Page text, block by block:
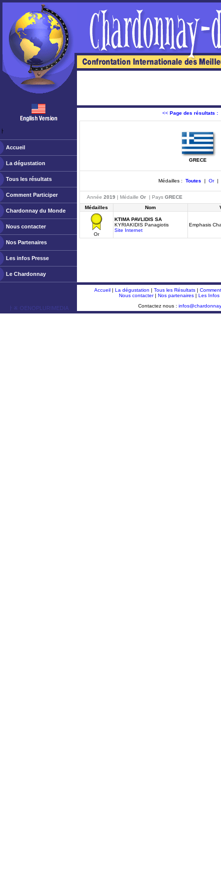
ￂﾠ
Accueil
La dégustation
Tous les résultats
Comment Participer
Chardonnay du Monde
Nous contacter
Nos Partenaires
Les infos Presse
Le Chardonnay
<< Page des résultats :
GRECE
Médailles : Toutes | Or|
Année 2019 | Médaille Or | Pays GRECE
Médailles
Nom
Or
KTIMA PAVLIDIS SA
KYRIAKIDIS Panagiotis
Site Internet
Emphasis
ￂﾮ OENOPLURIMEDIA
Accueil| La dégustation | Tous les Résultats|
Nous contacter| Nos partenaires| Les Infos
Contactez nous :